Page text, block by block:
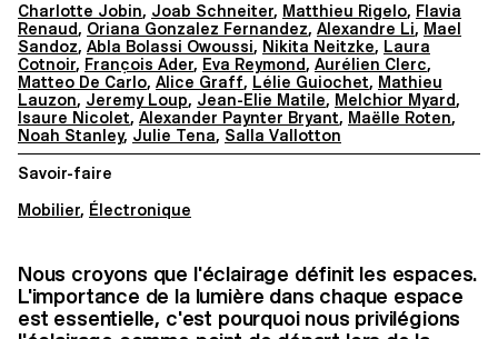
Charlotte Jobin, Joab Schneiter, Matthieu Rigelo, Flavia
Renaud, Oriana Gonzalez Fernandez, Alexandre Li, Mael
Sandoz, Abla Bolassi Owoussi, Nikita Neitzke, Laura
Cotnoir, François Ader, Eva Reymond, Aurélien Clerc,
Matteo De Carlo, Alice Graff, Lélie Guiochet, Mathieu
Lauzon, Jeremy Loup, Jean-Elie Matile, Melchior Myard,
Isaure Nicolet, Alexander Paynter Bryant, Maëlle Roten,
Noah Stanley, Julie Tena, Salla Vallotton
Savoir-faire
Mobilier, Électronique
Nous croyons que l'éclairage définit les espaces.
L'importance de la lumière dans chaque espace
est essentielle, c'est pourquoi nous privilégions